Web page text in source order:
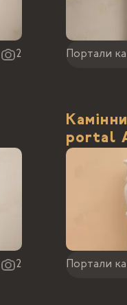
2 Портали
2
portal
Портали